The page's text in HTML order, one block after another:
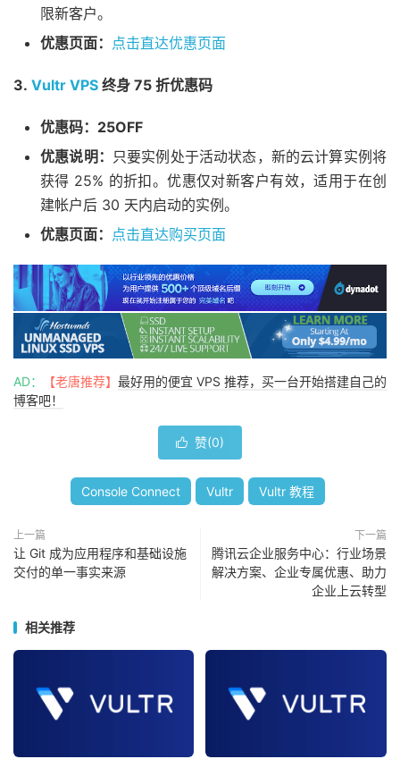
限新客户。
优惠页面： 点击直达优惠页面
3. Vultr VPS 终身 75 折优惠码
优惠码：25OFF
优惠说明： 只要实例处于活动状态，新的云计算实例将
获得 25% 的折扣。优惠仅对新客户有效，适用于在创
建帐户后 30 天内启动的实例。
优惠页面： 点击直达购买页面
AD： 【老唐推荐】 最好用的便宜 VPS 推荐，买一台开始搭建自己的
博客吧！
 赞(0)
Console Connect Vultr Vultr 教程
上一篇
让 Git 成为应用程序和基础设施
交付的单一事实来源
下一篇
腾讯云企业服务中心：行业场景
解决方案、企业专属优惠、助力
企业上云转型
相关推荐